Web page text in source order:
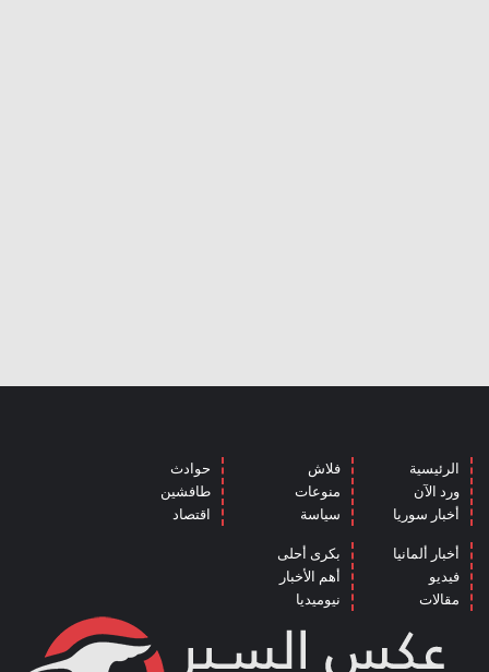
الرئيسية
ورد الآن
أخبار سوريا
فلاش
منوعات
سياسة
حوادث
طافشين
اقتصاد
أخبار ألمانيا
فيديو
مقالات
بكرى أحلى
أهم الأخبار
نيوميديا